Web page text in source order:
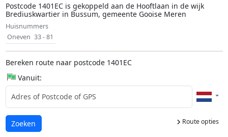
Postcode 1401EC is gekoppeld aan de Hooftlaan in de wijk
Brediuskwartier in Bussum, gemeente Gooise Meren
Huisnummers
Oneven 33 - 81
Bereken route naar postcode 1401EC
Vanuit:
Route opties
Laden...
Zoeken